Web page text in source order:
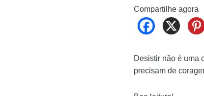
Compartilhe agora
Desistir não é uma
precisam de